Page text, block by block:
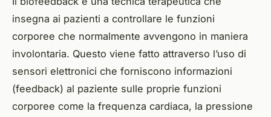
insegna ai pazienti a controllare le funzioni
corporee che normalmente avvengono in maniera
involontaria. Questo viene fatto attraverso l’uso di
sensori elettronici che forniscono informazioni
(feedback) al paziente sulle proprie funzioni
corporee come la frequenza cardiaca, la pressione